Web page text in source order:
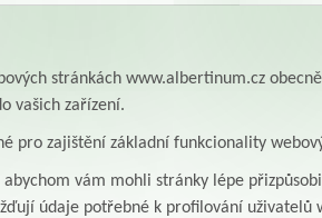
stránkách www.albertinum.cz
vašich zařízení.
pro zajištění základní funkcionality
vám mohli stránky lépe
údaje potřebné k profilování uživatelů